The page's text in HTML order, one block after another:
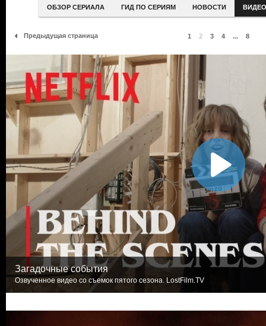
ОБЗОР СЕРИАЛА ГИД ПО СЕРИЯМ НОВОСТИ ВИДЕО
Предыдущая страница 1 2 3 4 ... 8
Загадочные события
Озвученное видео со съемок пятого сезона. LostFilm.TV